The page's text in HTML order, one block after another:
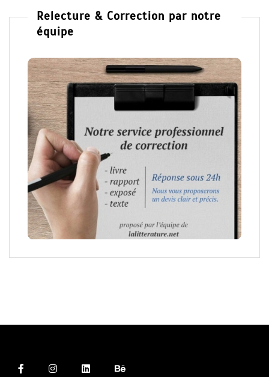
Relecture & Correction par notre
équipe